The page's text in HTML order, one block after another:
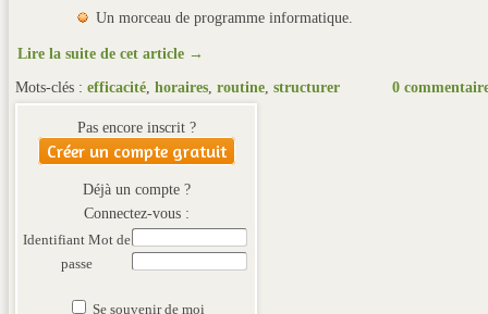
Un morceau de programme informatique.
Lire la suite de cet article →
Mots-clés : efficacité, horaires, routine, structurer 0
Pas encore inscrit ?
Créer un compte gratuit
Déjà un compte ?
Connectez-vous :
Identifiant Mot de
passe
Se souvenir de moi